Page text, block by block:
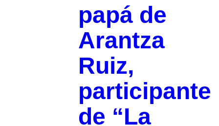
papá de
Arantza
Ruiz,
participante
de “La